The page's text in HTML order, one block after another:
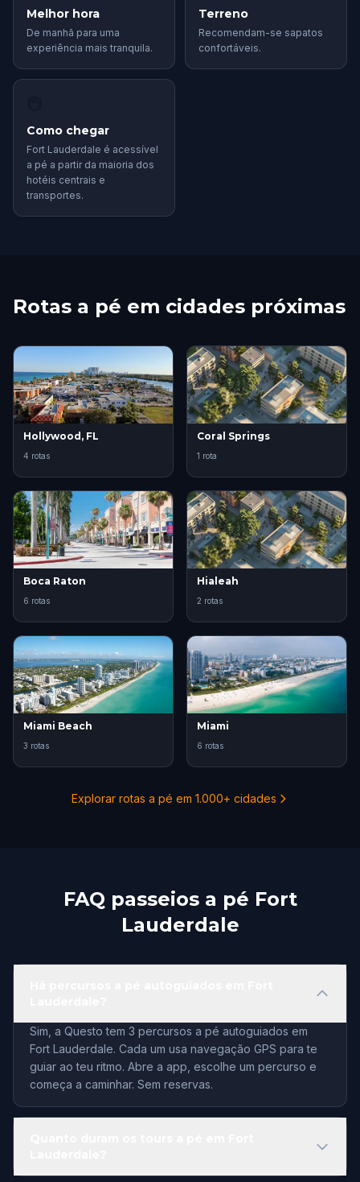
Melhor hora
De manhã para uma
experiência mais tranquila.
Terreno
Recomendam-se sapatos
confortáveis.
Como chegar
Fort Lauderdale é acessível
a pé a partir da maioria dos
hotéis centrais e
transportes.
Rotas a pé em cidades próximas
Hollywood, FL
4 rotas
Coral Springs
1 rota
Boca Raton
6 rotas
Hialeah
2 rotas
Miami Beach
3 rotas
Miami
6 rotas
Explorar rotas a pé em 1.000+ cidades
FAQ passeios a pé Fort
Lauderdale
Sim, a Questo tem 3 percursos a pé autoguiados em
Fort Lauderdale. Cada um usa navegação GPS para te
guiar ao teu ritmo. Abre a app, escolhe um percurso e
começa a caminhar. Sem reservas.